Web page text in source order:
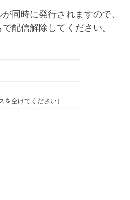
同時に発行されますので、
配信解除してください。
を空けてください）